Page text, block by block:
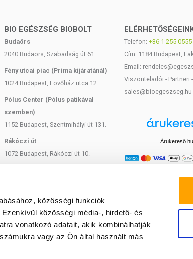
közösségi funkciók
közösségi média-, hirdető- és
vonatkozó adatait, akik kombinálhatják
vagy az Ön által használt más
BIO EGÉSZSÉG BIOBOLT
Budaörs
2040 Budaörs, Szabadság út 61.
Fény utcai piac (Príma kijáratánál)
1024 Budapest, Lövőház utca 12.
Pólus Center (Pólus patikával
szemben)
1152 Budapest, Szentmihályi út 131.
Rákóczi út
1072 Budapest, Rákóczi út 10.
Bartók Béla
1114 Budapest, Bartók Béla út 71.
Telefon: +36-1-255-0555
Cím: 1184 Budapest,
Email:
Viszonteladói - Partneri
sales@bioegeszseg.hu
Árukereső.hu